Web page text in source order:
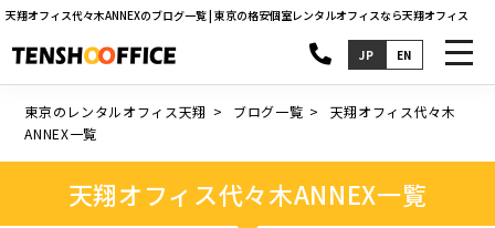
天翔オフィス代々木ANNEXのブログ一覧 | 東京の格安個室レンタルオフィスなら天翔オフィス
JP EN
東京のレンタルオフィス天翔 ブログ一覧
天翔オフィス代々木
ANNEX一覧
天翔オフィス代々木ANNEX一覧